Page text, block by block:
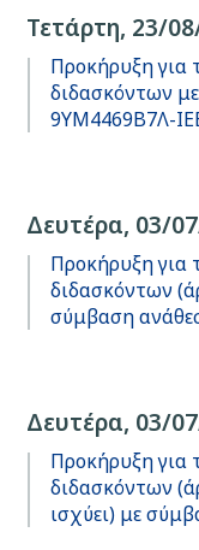
Τετάρτη, 23/
Προκήρυξη για
διδασκόντων
9ΥΜ4469Β7Λ-
Δευτέρα, 03/
Προκήρυξη για
διδασκόντων
σύμβαση
Δευτέρα, 03/
Προκήρυξη για
διδασκόντων
ισχύει) με